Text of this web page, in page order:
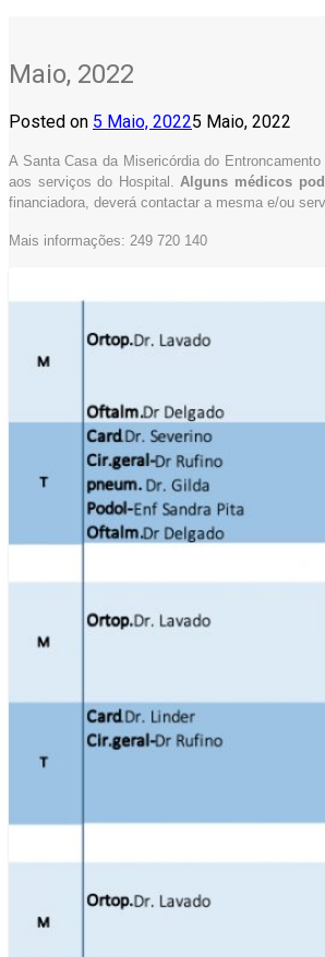
Maio, 2022
Posted on 5 Maio, 20225 Maio, 2022
A Santa Casa da Misericórdia do
aos serviços do Hospital. Alguns médicos
financiadora, deverá contactar a mesma e/ou
Mais informações: 249 720 140